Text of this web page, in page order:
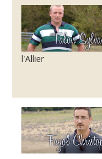
l'Allier